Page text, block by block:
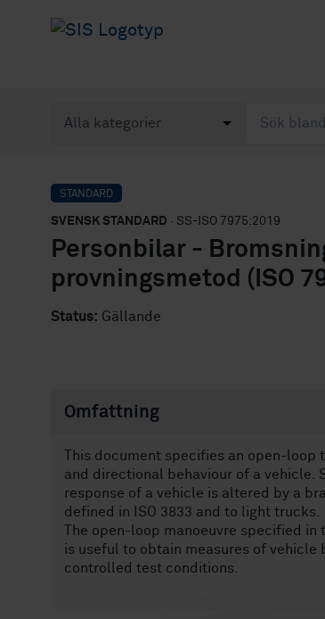
STANDARD
SVENSK STANDARD · SS-ISO 7975:2019
Personbilar -
provningsmetod (ISO
Status: Gällande
Omfattning
This document specifies an open-
and directional behaviour of a
response of a vehicle is altered by a
defined in ISO 3833 and to light trucks.
The open-loop manoeuvre specified
is useful to obtain measures of
controlled test conditions.